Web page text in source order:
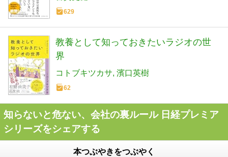
629
教養として知っておきたいラジオの世
界
コトブキツカサ 濱口英樹
62
知らないと危ない、会社の裏ルール 日経プレミア
シリーズをシェアする
本つぶやきをつぶやく